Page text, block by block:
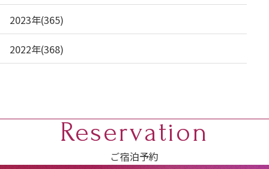
2023年(365)
2022年(368)
Reservation
ご宿泊予約